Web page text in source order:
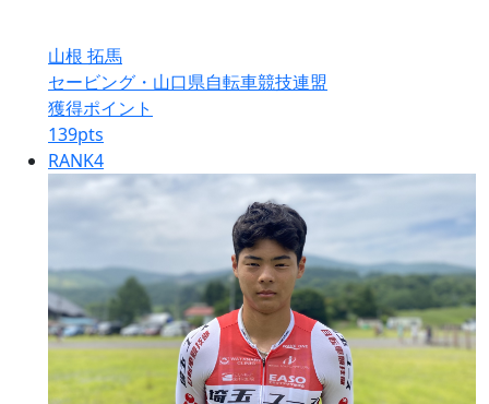
山根 拓馬
セービング・山口県自転車競技連盟
獲得ポイント
139pts
RANK4